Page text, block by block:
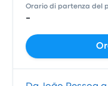
Orario di partenza del
-